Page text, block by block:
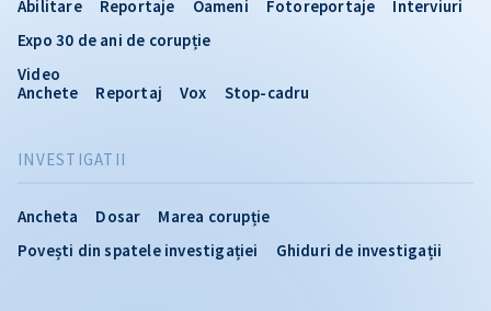
INVESTIGATII
Ancheta Dosar
Marea corupție
Povești din spatele investigației
Ghiduri de investigații
Abilitare Reportaje Oameni Fotoreportaje
Interviuri
Expo 30 de ani de corupție
Video
Anchete
Reportaj Vox Stop-cadru